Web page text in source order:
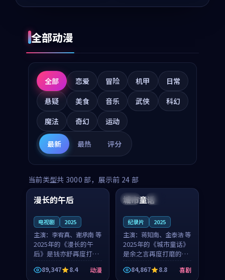
全部动漫
全部 恋爱 冒险 机甲
日常
悬疑
美食 音乐 武侠
科幻
魔法
奇幻 运动
最新 最热 评分
当前类型共 3000 部，展示前 24 部
中国 高分
99:16
漫长的午后
电视剧 2025
主演： 李宥真、谢承南 等
2025年的《漫长的午
后》是钱亦舒再度打磨
的动漫佳作。中国大陆
的取景与海岛日常的氛
89,347 8.4 动漫
美国 院线
城市童话
纪录片 2025
主演： 蒋知南、金泰浩 等
2025年的《城市童话》
是余之言再度打磨的喜
剧佳作。美国的取景与
历史战争的氛围相互成
84,867 8.8 喜剧